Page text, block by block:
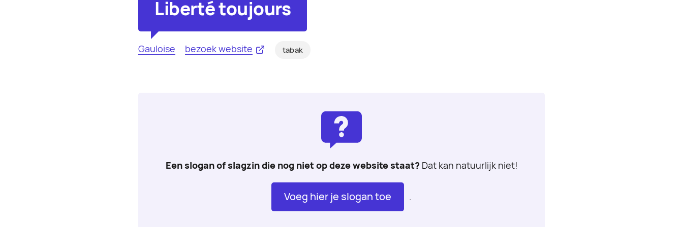
Liberté toujours
Gauloise bezoek website tabak
Een slogan of slagzin die nog niet op deze website staat?Dat kan natuurlijk niet!
Voeg hier je slogan toe .